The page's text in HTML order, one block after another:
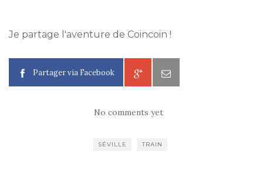
Je partage l'aventure de Coincoin !
Partager via Facebook
No comments yet
SÉVILLE TRAIN